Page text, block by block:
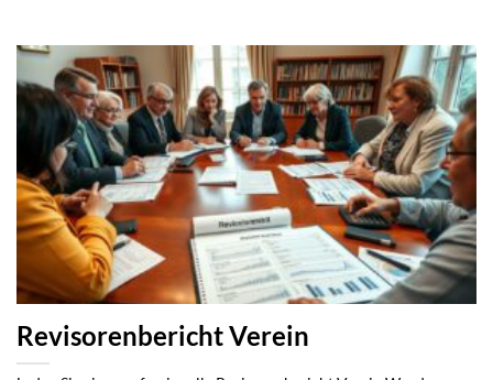
Revisorenbericht Verein